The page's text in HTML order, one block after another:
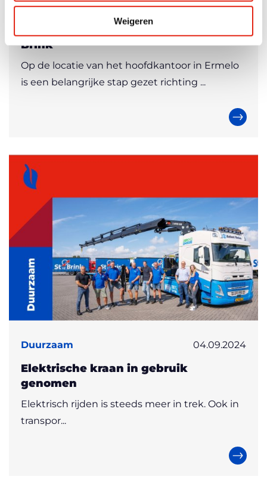
Weigeren
Duurzaam 21.10.2025
Energietransitie wél mogelijk bij St vd
Brink
Op de locatie van het hoofdkantoor in Ermelo
is een belangrijke stap gezet richting ...
Duurzaam 04.09.2024
Elektrische kraan in gebruik
genomen
Elektrisch rijden is steeds meer in trek. Ook in
transpor...